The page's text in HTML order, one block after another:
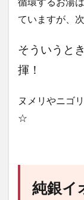
ていますが、
そういうと
揮！
ヌメリやニゴ
☆
純銀イ